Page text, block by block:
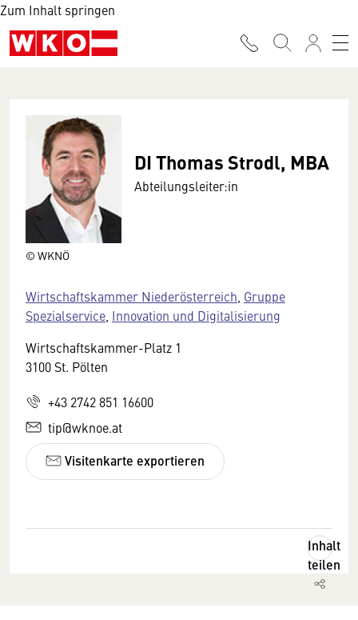
Zum Inhalt springen
© WKNÖ
DI Thomas Strodl, MBA
Abteilungsleiter:in
Wirtschaftskammer Niederösterreich Gruppe
Spezialservice Innovation und Digitalisierung
Wirtschaftskammer-Platz 1
3100 St. Pölten
+43 2742 851 16600
tip@wknoe.at
Visitenkarte exportieren
Inhalt
teilen